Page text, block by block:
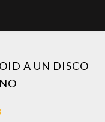
A UN DISCO